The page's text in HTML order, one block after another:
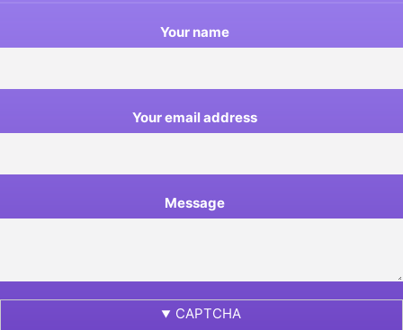
Your name
Your email address
Message
CAPTCHA